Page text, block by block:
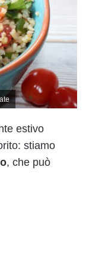
estivo
stiamo
, che può